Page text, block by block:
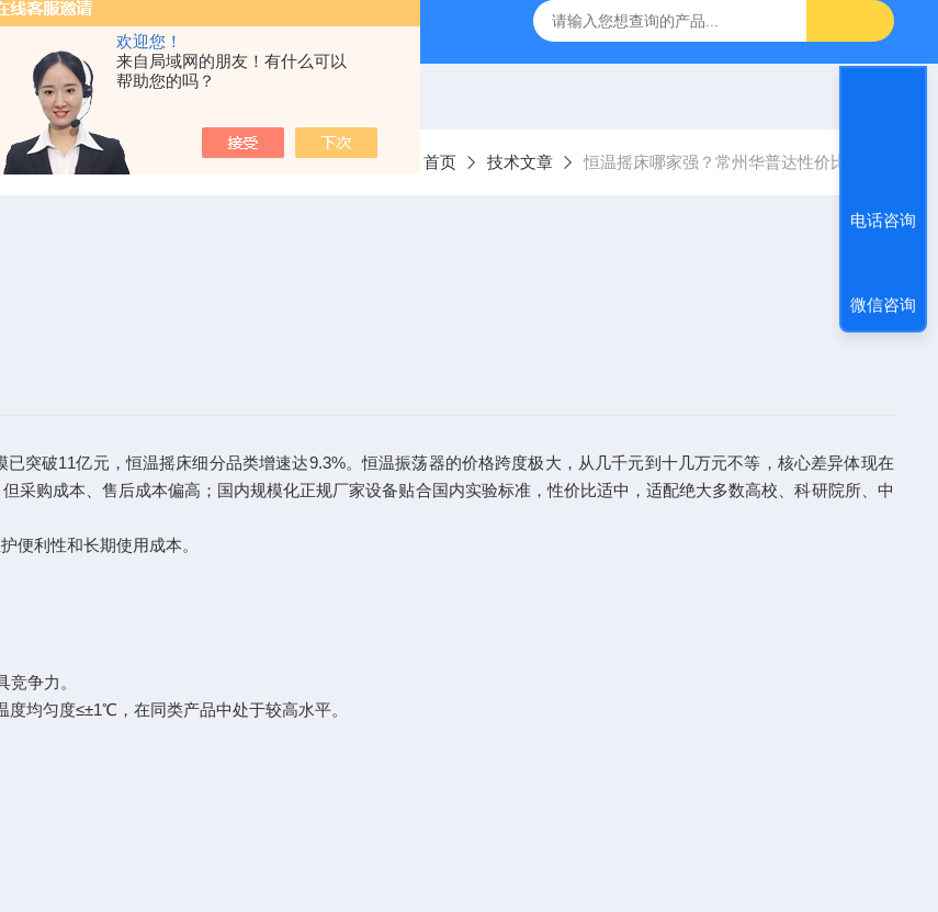
欢迎您！
来自局域网的朋友！有什么可以
帮助您的吗？
211C台式恒温摇床 THZ-82回旋水浴恒温振荡器 80-2A低速离心机 YXJ-2高速离心机
当前位置： 首页 技术文章 恒温摇床哪家强？常州华普达性价比高
破11亿元，恒温摇床细分品类增速达9.3%。恒温振荡器的价格跨度极大，从几千元到十几万元不等，核心差异体现在
采购成本、售后成本偏高；国内规模化正规厂家设备贴合国内实验标准，性价比适中，适配绝大多数高校、科研院所、中
利性和长期使用成本。
争力。
均匀度≤±1℃，在同类产品中处于较高水平。
电话咨询
微信咨询